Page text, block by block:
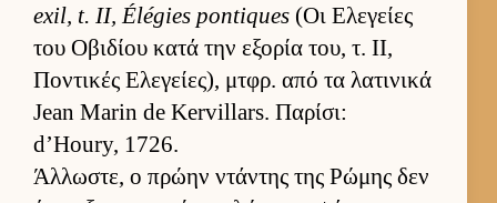
exil, t. II, Élégies pontiques (Οι Ελεγείες
του Οβιδίου κατά την εξορία του, τ. ΙΙ,
Ποντικές Ελεγεί­ες), μτ­φρ. από τα λατινικά
Jean Marin de Kervillars. Παρίσι:
d’Houry, 1726.
Άλ­λωστε, ο πρώην ντάντης της Ρώμης δεν